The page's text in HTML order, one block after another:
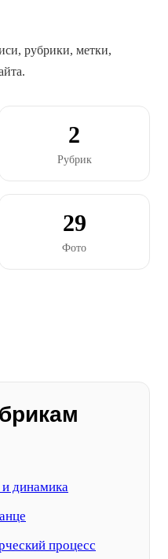
рубрики, метки,
2
Рубрик
29
Фото
и динамика
процесс